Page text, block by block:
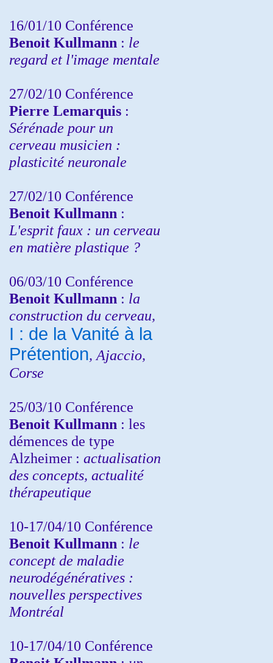
16/01/10 Conférence
Benoit Kullmann : le
regard et l'image mentale
27/02/10 Conférence
Pierre Lemarquis :
Sérénade pour un
cerveau musicien :
plasticité neuronale
27/02/10 Conférence
Benoit Kullmann :
L'esprit faux : un cerveau
en matière plastique ?
06/03/10 Conférence
Benoit Kullmann : la
construction du cerveau,
I : de la Vanité à la
Prétention, Ajaccio,
Corse
25/03/10 Conférence
Benoit Kullmann : les
démences de type
Alzheimer : actualisation
des concepts, actualité
thérapeutique
10-17/04/10 Conférence
Benoit Kullmann : le
concept de maladie
neurodégénératives :
nouvelles perspectives
Montréal
10-17/04/10 Conférence